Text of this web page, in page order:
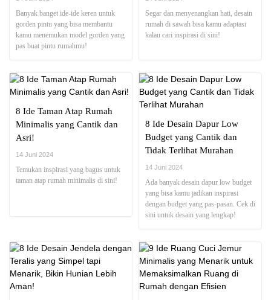
Banyak banget ide-ide keren untuk
gorden pintu yang bisa membantu
kamu menemukan model gorden yang
pas buat pintu rumahmu!
Segar dan menyenangkan hati, desain
rumah di sawah bisa kamu adaptasi
kalau cari inspirasi di sini!
8 Ide Taman Atap Rumah
Minimalis yang Cantik dan
Asri!
14 Juni 2024
Temukan inspirasi yang bagus untuk
taman atap rumah minimalis di sini!
8 Ide Desain Dapur Low
Budget yang Cantik dan
Tidak Terlihat Murahan
14 Juni 2024
Ada banyak desain dapur low budget
yang bisa kamu jadikan inspirasi
dengan budget yang pas-pasan. Cek di
sini untuk desain yang lengkap!